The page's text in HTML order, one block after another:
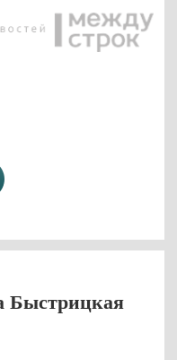
Быстрицкая